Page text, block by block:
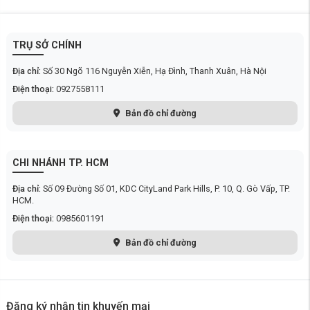
TRỤ SỞ CHÍNH
Địa chỉ: Số 30 Ngõ 116 Nguyễn Xiễn, Hạ Đình, Thanh Xuân, Hà Nội
Điện thoại: 0927558111
Bản đồ chỉ đường
CHI NHÁNH TP. HCM
Địa chỉ: Số 09 Đường Số 01, KDC CityLand Park Hills, P. 10, Q. Gò Vấp, TP.
HCM.
Điện thoại: 0985601191
Bản đồ chỉ đường
Đăng ký nhận tin khuyến mại